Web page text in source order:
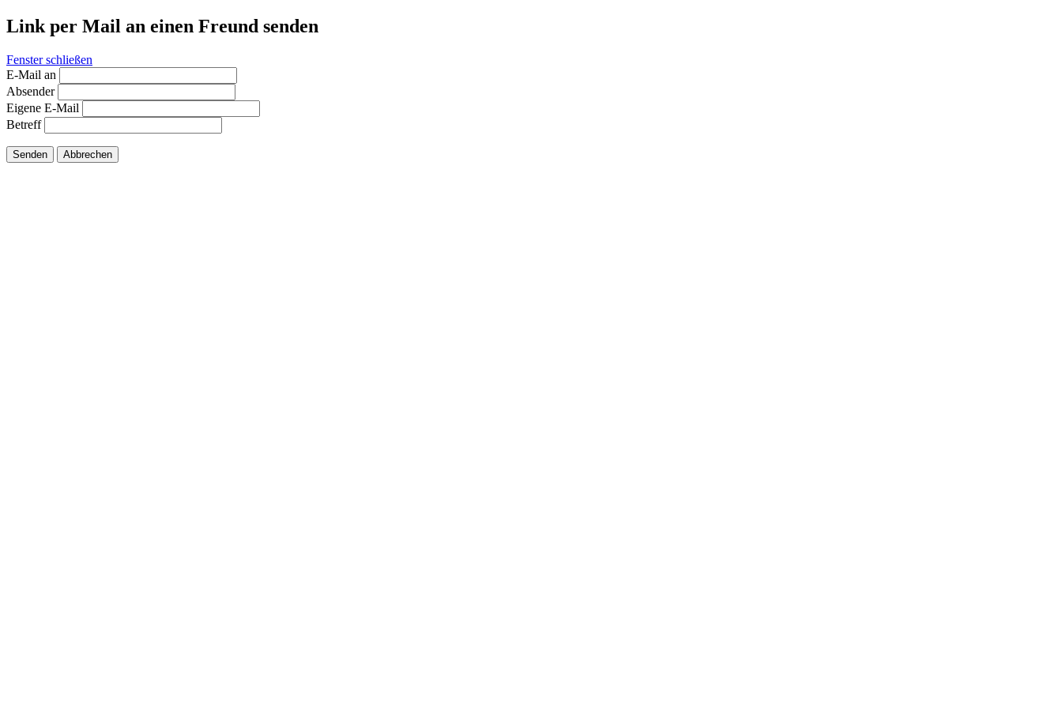
Link per Mail an einen Freund senden
Fenster schließen
E-Mail an
Absender
Eigene E-Mail
Betreff
Senden Abbrechen